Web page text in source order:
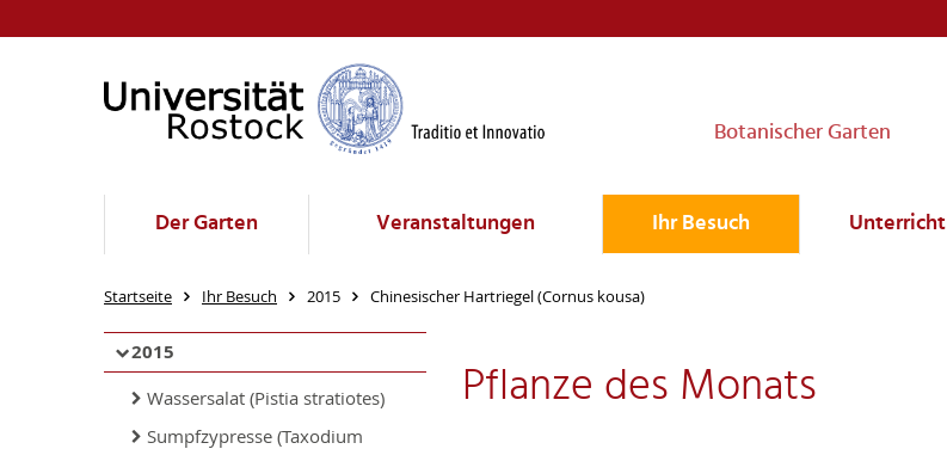
Botanischer Garten
Der Garten Veranstaltungen Ihr Besuch Unterricht
Startseite Ihr Besuch 2015 Chinesischer Hartriegel (Cornus kousa)
2015
Wassersalat (Pistia stratiotes)
Sumpfzypresse (Taxodium
Pflanze des Monats